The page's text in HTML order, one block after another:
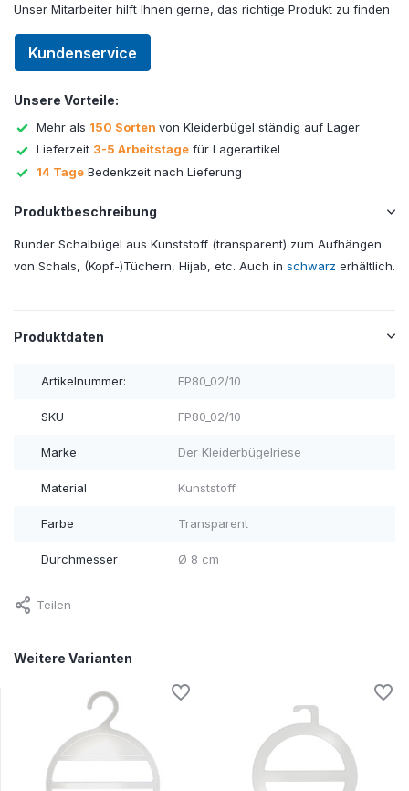
Unser Mitarbeiter hilft Ihnen gerne, das richtige Produkt zu finden
Kundenservice
Unsere Vorteile:
Mehr als 150 Sorten von Kleiderbügel ständig auf Lager
Lieferzeit 3-5 Arbeitstage für Lagerartikel
14 Tage Bedenkzeit nach Lieferung
Produktbeschreibung
Runder Schalbügel aus Kunststoff (transparent) zum Aufhängen
von Schals, (Kopf-)Tüchern, Hijab, etc. Auch in schwarz erhältlich.
Produktdaten
Artikelnummer: FP80_02/10
SKU FP80_02/10
Marke Der Kleiderbügelriese
Material Kunststoff
Farbe Transparent
Durchmesser Ø 8 cm
Teilen
Weitere Varianten